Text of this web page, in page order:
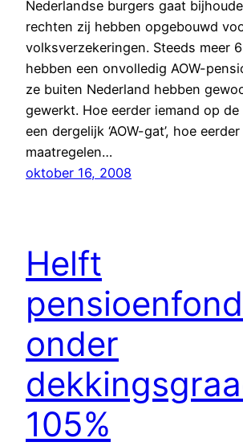
Nederlandse burgers gaat
rechten zij hebben opgebouwd
volksverzekeringen. Steeds meer
hebben een onvolledig AOW-
ze buiten Nederland hebben
gewerkt. Hoe eerder iemand op
een dergelijk ‘AOW-gat’, hoe
maatregelen…
oktober 16, 2008
Helft
onder
105%